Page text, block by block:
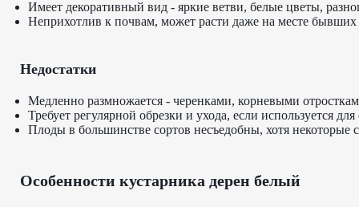
Имеет декоративный вид - яркие ветви, белые цветы,
Неприхотлив к почвам, может расти даже на месте бывших
Недостатки
Медленно размножается - черенками, корневыми
Требует регулярной обрезки и ухода, если используется для
Плоды в большинстве сортов несъедобны, хотя некоторые
Особенности кустарника дерен белый